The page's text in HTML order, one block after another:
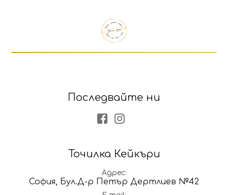
Продуктът е добавен в количката!
Изберете дали да отидете в количката или да
Точилка Кейкъри
Адрес
София, Бул.Д-р Петър Дертлиев №42
Последвайте ни
Facebook